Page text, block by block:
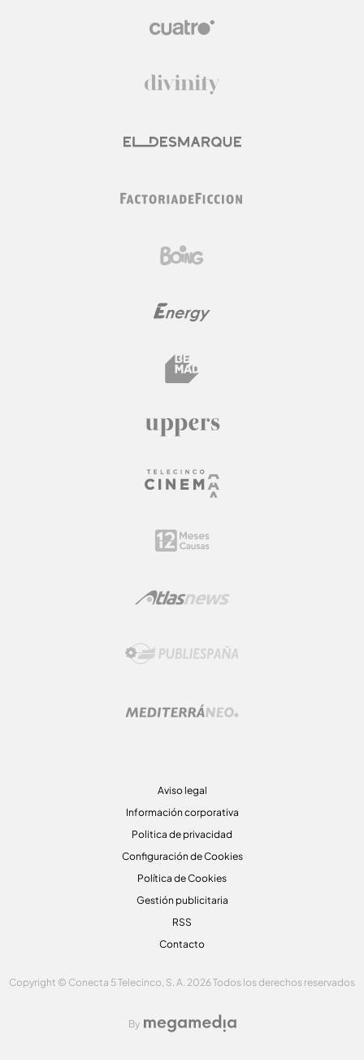
Aviso legal
Información corporativa
Politica de privacidad
Configuración de Cookies
Política de Cookies
Gestión publicitaria
RSS
Contacto
Copyright © Conecta 5 Telecinco, S. A. 2026 Todos los derechos reservados
By